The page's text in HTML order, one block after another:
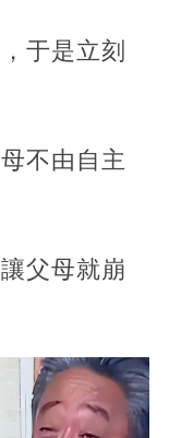
于是立刻
不由自主
父母就崩